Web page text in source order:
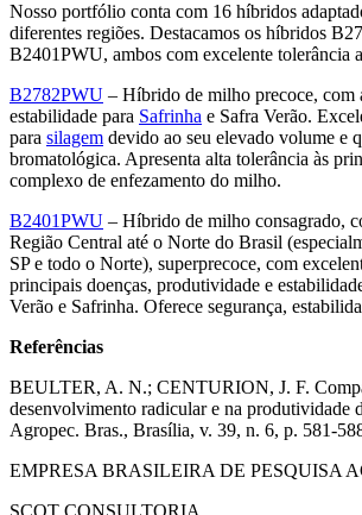
Nosso portfólio conta com 16 híbridos
diferentes regiões. Destacamos os híbridos
B2401PWU, ambos com excelente tolerância
B2782PWU – Híbrido de milho precoce, com
estabilidade para Safrinha e Safra Verão.
para silagem devido ao seu elevado volume e
bromatológica. Apresenta alta tolerância às
complexo de enfezamento do milho.
B2401PWU – Híbrido de milho consagrado,
Região Central até o Norte do Brasil
SP e todo o Norte), superprecoce, com
principais doenças, produtividade e
Verão e Safrinha. Oferece segurança,
Referências
BEULTER, A. N.; CENTURION, J. F.
desenvolvimento radicular e na produtividade
Agropec. Bras., Brasília, v. 39, n. 6, p. 581-
EMPRESA BRASILEIRA DE PESQUISA